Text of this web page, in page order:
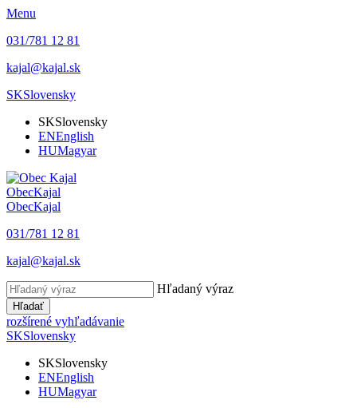
Menu
031/781 12 81
kajal@kajal.sk
SKSlovensky
SKSlovensky
ENEnglish
HUMagyar
ObecKajal
ObecKajal
031/781 12 81
kajal@kajal.sk
Hľadaný výraz
Hľadať
rozšírené vyhľadávanie
SKSlovensky
SKSlovensky
ENEnglish
HUMagyar